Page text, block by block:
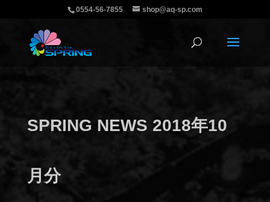
0554-56-7855 shop@aq-sp.com
SPRING NEWS 2018年10
月分